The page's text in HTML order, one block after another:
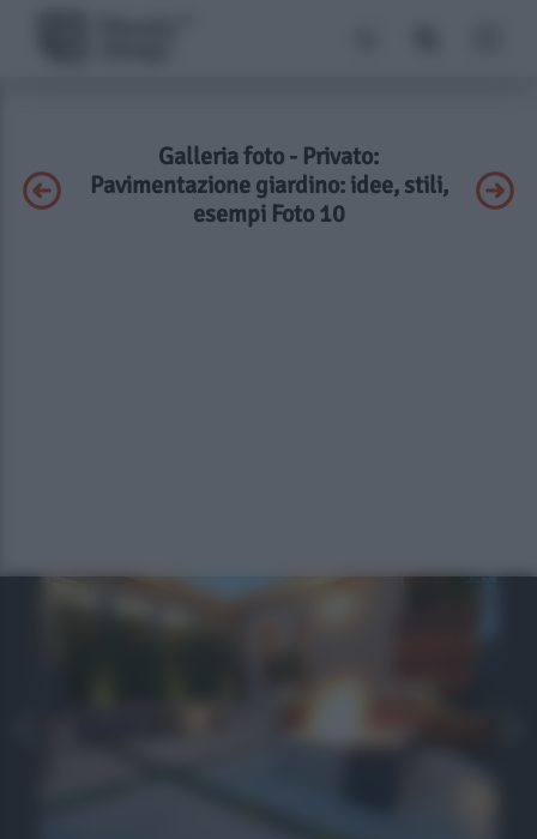
Galleria foto - Privato:
Pavimentazione giardino: idee, stili,
esempi Foto 10